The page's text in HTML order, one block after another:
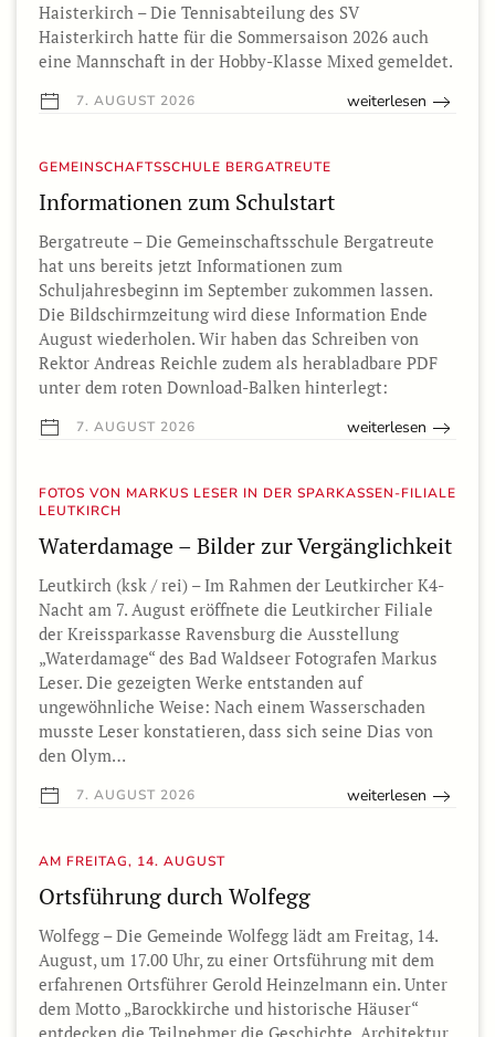
Haisterkirch – Die Tennisabteilung des SV
Haisterkirch hatte für die Sommersaison 2026 auch
eine Mannschaft in der Hobby-Klasse Mixed gemeldet.
7. AUGUST 2026 weiterlesen
GEMEINSCHAFTSSCHULE BERGATREUTE
Informationen zum Schulstart
Bergatreute – Die Gemeinschaftsschule Bergatreute
hat uns bereits jetzt Informationen zum
Schuljahresbeginn im September zukommen lassen.
Die Bildschirmzeitung wird diese Information Ende
August wiederholen. Wir haben das Schreiben von
Rektor Andreas Reichle zudem als herabladbare PDF
unter dem roten Download-Balken hinterlegt:
7. AUGUST 2026 weiterlesen
FOTOS VON MARKUS LESER IN DER SPARKASSEN-FILIALE
LEUTKIRCH
Waterdamage – Bilder zur Vergänglichkeit
Leutkirch (ksk / rei) – Im Rahmen der Leutkircher K4-
Nacht am 7. August eröffnete die Leutkircher Filiale
der Kreissparkasse Ravensburg die Ausstellung
„Waterdamage“ des Bad Waldseer Fotografen Markus
Leser. Die gezeigten Werke entstanden auf
ungewöhnliche Weise: Nach einem Wasserschaden
musste Leser konstatieren, dass sich seine Dias von
den Olym…
7. AUGUST 2026 weiterlesen
AM FREITAG, 14. AUGUST
Ortsführung durch Wolfegg
Wolfegg – Die Gemeinde Wolfegg lädt am Freitag, 14.
August, um 17.00 Uhr, zu einer Ortsführung mit dem
erfahrenen Ortsführer Gerold Heinzelmann ein. Unter
dem Motto „Barockkirche und historische Häuser“